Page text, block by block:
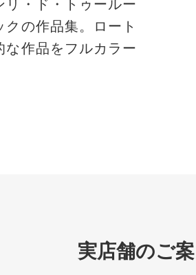
クの作品集。ロート
な作品をフルカラー
実店舗のご